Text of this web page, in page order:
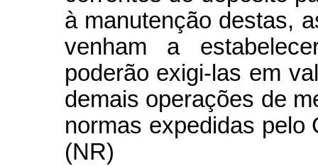
à manutenção destas,
venham a
poderão exigi-las em
demais operações de
normas expedidas pelo
(NR)